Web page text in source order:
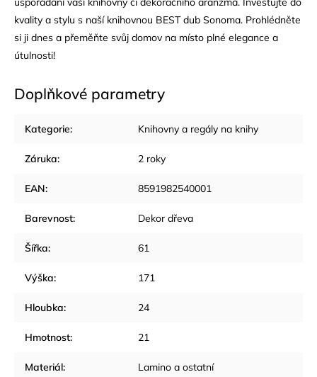
kvality a stylu s naší knihovnou BEST dub Sonoma. Prohlédněte
si ji dnes a přeměňte svůj domov na místo plné elegance a
útulnosti!
Doplňkové parametry
Kategorie: Knihovny a regály na knihy
Záruka: 2 roky
EAN: 8591982540001
Barevnost: Dekor dřeva
Šířka: 61
Výška: 171
Hloubka: 24
Hmotnost: 21
Materiál: Lamino a ostatní